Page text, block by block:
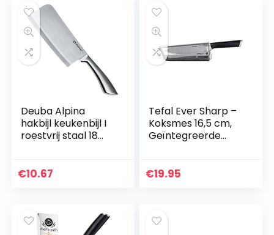
Deuba Alpina
hakbijl keukenbijl I
roestvrij staal 18
hakmes slagerbijl
€10.67
Tefal Ever Sharp –
Koksmes 16,5 cm,
Geïntegreerde
Slijptechnologie,
€19.95